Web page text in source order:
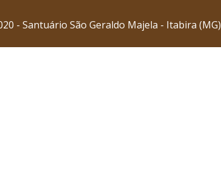
- Santuário São Geraldo Majela - Itabira (MG)